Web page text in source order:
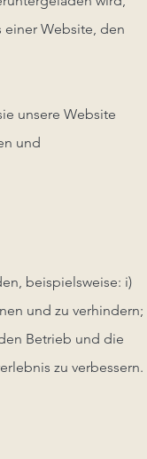
Website, den
unsere Website
und
beispielsweise: i)
und zu verhindern;
Betrieb und die
zu verbessern.